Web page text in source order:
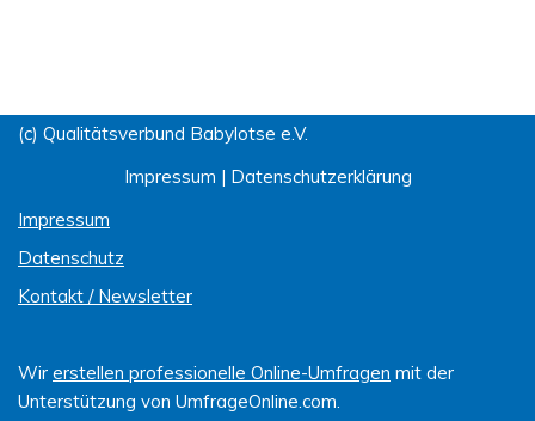
(c) Qualitätsverbund Babylotse e.V.
Impressum | Datenschutzerklärung
Impressum
Datenschutz
Kontakt / Newsletter
Wir erstellen professionelle Online-Umfragen mit der
Unterstützung von UmfrageOnline.com.